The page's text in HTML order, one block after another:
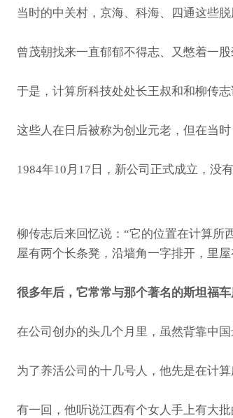
当时的中关村，京海、科海、四通这些
曾茂朝找来一直郁郁不得志、又憋着一
于是，计算所科技处处长王叔和和柳传
这些人在日后被称为创业元老，但在当
1984年10月17日，新公司正式成立，没
柳传志后来回忆说：“它的位置在计算所
屋有两个长条凳，沿墙角一字排开，里
很多年后，它常常与那个著名的斯坦福车
在公司创办的头几个月里，虽然背靠中
为了养活公司的十几号人，他先是在计
有一回，他听说江西有个女人手上有大